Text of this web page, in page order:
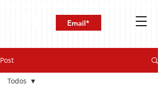
Post
Todos